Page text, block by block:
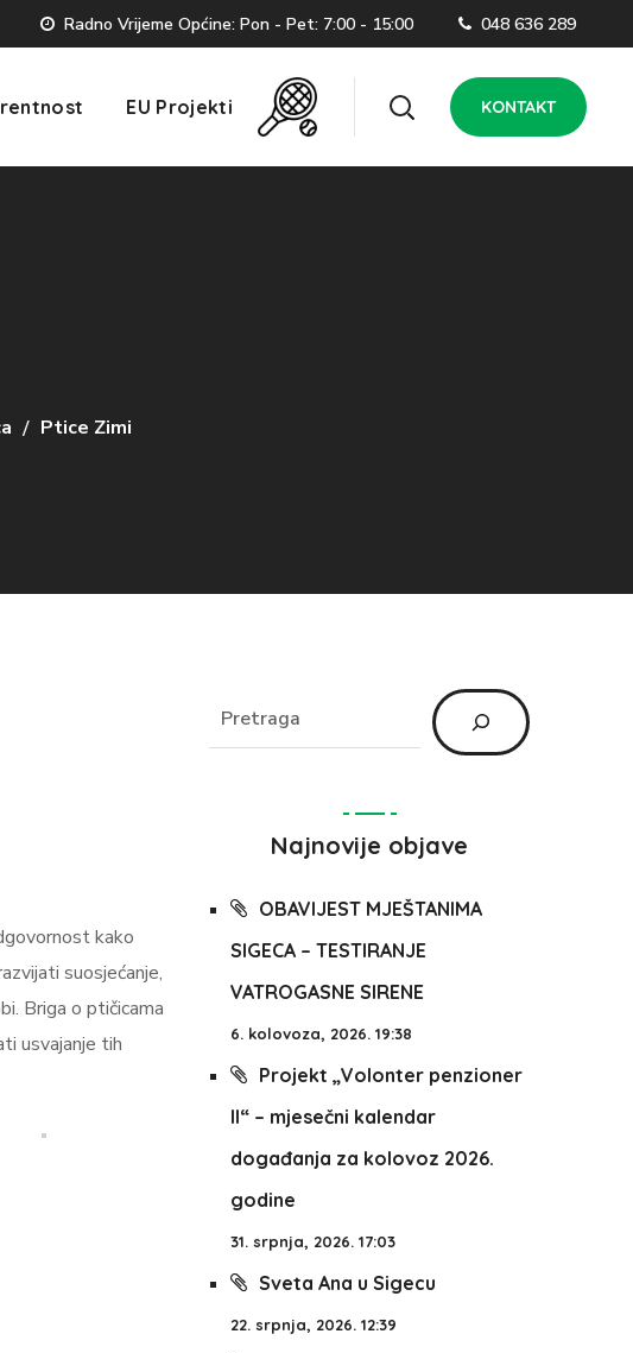
Radno Vrijeme Općine: Pon - Pet: 7:00 - 15:00 048 636 289
EU Projekti KONTAKT
Ptice Zimi
kako
suosjećanje,
Briga o ptičicama
usvajanje tih
Najnovije objave
OBAVIJEST MJEŠTANIMA
SIGECA – TESTIRANJE
VATROGASNE SIRENE
6. kolovoza, 2026. 19:38
Projekt „Volonter penzioner
II“ – mjesečni kalendar
događanja za kolovoz 2026.
godine
31. srpnja, 2026. 17:03
Sveta Ana u Sigecu
22. srpnja, 2026. 12:39